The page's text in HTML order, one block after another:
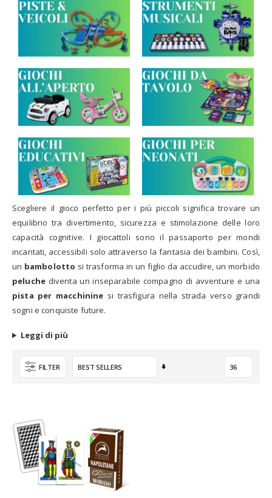
Scegliere il gioco perfetto per i più piccoli significa trovare un
equilibrio tra divertimento, sicurezza e stimolazione delle loro
capacità cognitive. I giocattoli sono il passaporto per mondi
incantati, accessibili solo attraverso la fantasia dei bambini. Così,
un bambolotto si trasforma in un figlio da accudire, un morbido
peluchediventa un inseparabile compagno di avventure e una
pista per macchinine si trasfigura nella strada verso grandi
sogni e conquiste future.
Leggi di più
FILTER
Imposta